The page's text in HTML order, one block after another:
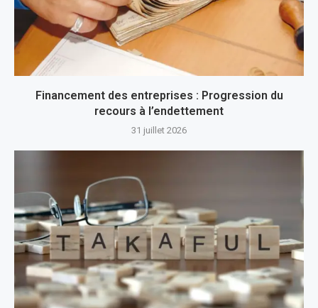
Financement des entreprises : Progression du
recours à l’endettement
31 juillet 2026